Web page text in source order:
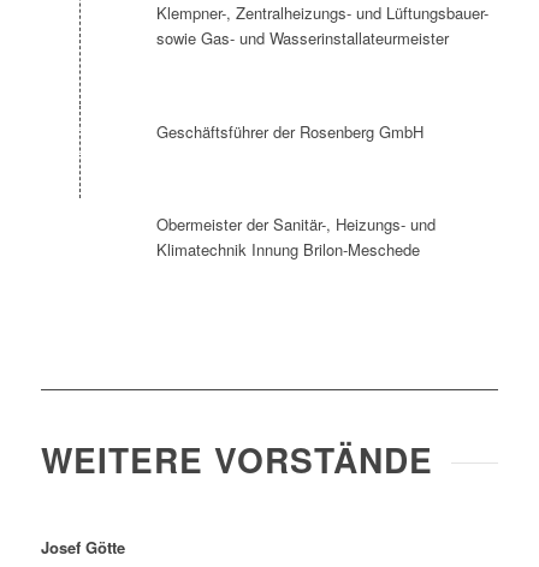
Klempner-, Zentralheizungs- und Lüftungsbauer-
sowie Gas- und Wasserinstallateurmeister
Geschäftsführer der Rosenberg GmbH
Obermeister der Sanitär-, Heizungs- und
Klimatechnik Innung Brilon-Meschede
WEITERE VORSTÄNDE
Josef Götte